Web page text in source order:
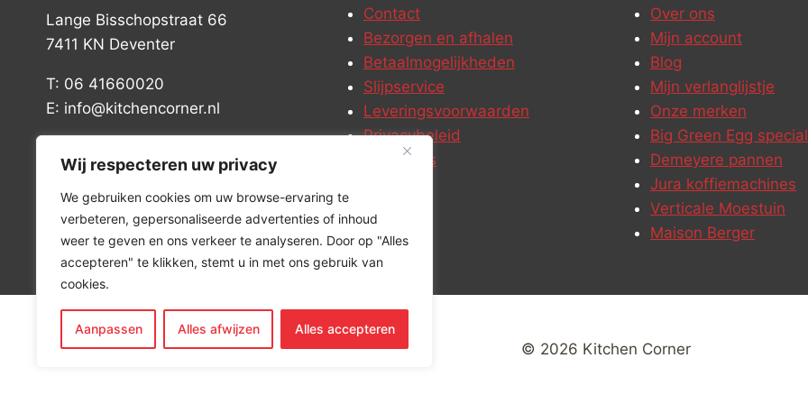
Wij respecteren uw privacy
We gebruiken cookies om uw browse-ervaring te
verbeteren, gepersonaliseerde advertenties of inhoud
weer te geven en ons verkeer te analyseren. Door op "Alles
accepteren" te klikken, stemt u in met ons gebruik van
cookies.
Aanpassen Alles afwijzen Alles accepteren
Lange Bisschopstraat 66
7411 KN Deventer
T: 06 41660020
E: info@kitchencorner.nl
BTW: NL001915997B81
Contact
Bezorgen en afhalen
Betaalmogelijkheden
Slijpservice
Leveringsvoorwaarden
Privacybeleid
Vacatures
Over ons
Mijn account
Blog
Mijn verlanglijstje
Onze merken
Big Green Egg
Demeyere pannen
Jura koffiemachines
Verticale Moestuin
Maison Berger
© 2026 Kitchen Corner